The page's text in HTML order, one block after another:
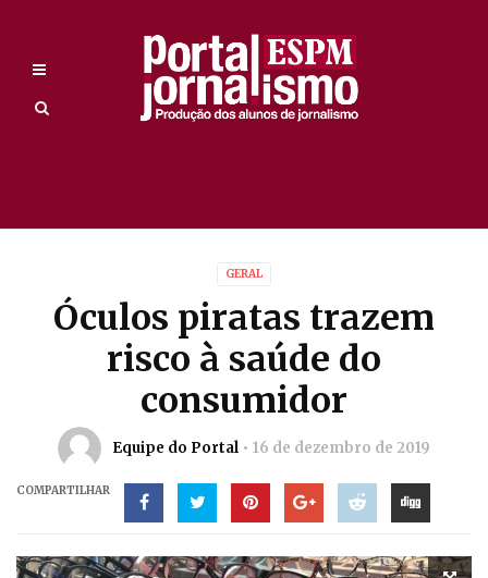
GERAL
Óculos piratas trazem
risco à saúde do
consumidor
Equipe do Portal 16 de dezembro de 2019
COMPARTILHAR